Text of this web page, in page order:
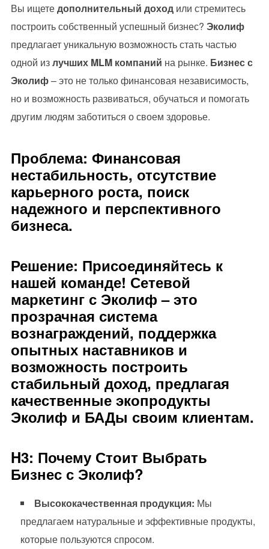
Вы ищетедополнительный доходили стремитесь
построить собственный успешный бизнес? Эколиф
предлагает уникальную возможность стать частью
одной излучших MLM компаний на рынке. Бизнес с
Эколиф– это не только финансовая независимость,
но и возможность развиваться, обучаться и помогать
другим людям заботиться о своем здоровье.
Проблема: Финансовая
нестабильность, отсутствие
карьерного роста, поиск
надежного и перспективного
бизнеса.
Решение: Присоединяйтесь к
нашей команде! Сетевой
маркетингс Эколиф – это
прозрачная система
вознаграждений, поддержка
опытных наставников и
возможность построить
стабильный доход, предлагая
качественные экопродукты
Эколиф и БАДы своим клиентам.
H3: Почему Стоит Выбрать
Бизнес с Эколиф?
Высококачественная продукция: Мы
предлагаем натуральные и эффективные продукты,
которые пользуются спросом.